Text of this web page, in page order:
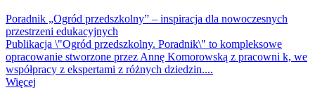
Poradnik „Ogród przedszkolny” – inspiracja dla nowoczesnych
przestrzeni edukacyjnych
Publikacja \"Ogród przedszkolny. Poradnik\" to kompleksowe
opracowanie stworzone przez Annę Komorowską z pracowni k, we
współpracy z ekspertami z różnych dziedzin....
Więcej